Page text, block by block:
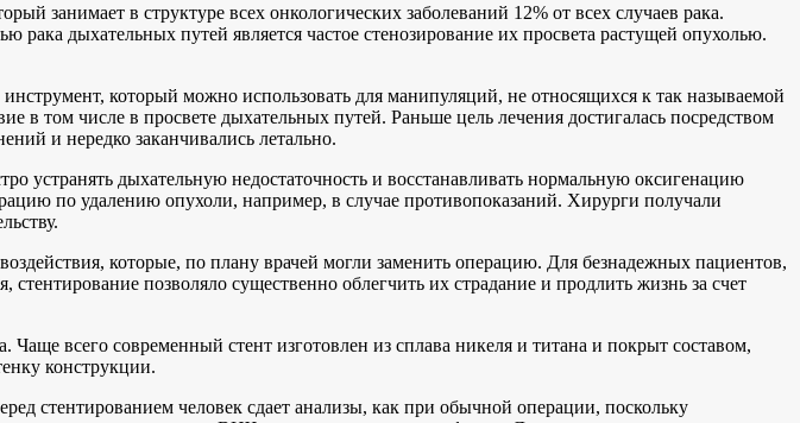
занимает в структуре всех онкологических заболеваний 12% от всех случаев рака.
дыхательных путей является частое стенозирование их просвета растущей опухолью.
который можно использовать для манипуляций, не относящихся к так называемой
в том числе в просвете дыхательных путей. Раньше цель лечения достигалась посредством
и нередко заканчивались летально.
устранять дыхательную недостаточность и восстанавливать нормальную оксигенацию
по удалению опухоли, например, в случае противопоказаний. Хирурги получали
которые, по плану врачей могли заменить операцию. Для безнадежных пациентов,
позволяло существенно облегчить их страдание и продлить жизнь за счет
всего современный стент изготовлен из сплава никеля и титана и покрыт составом,
конструкции.
стентированием человек сдает анализы, как при обычной операции, поскольку